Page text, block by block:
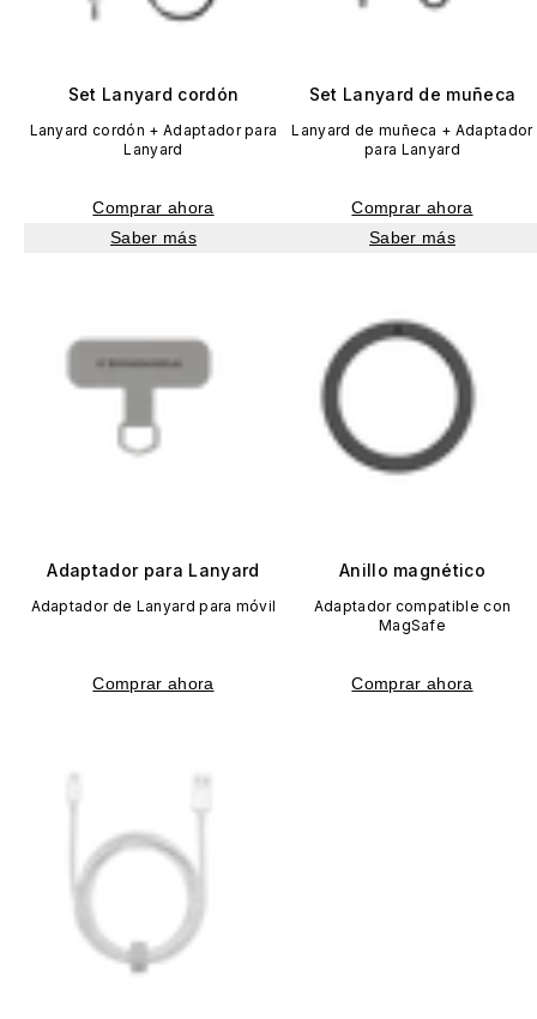
Set Lanyard cordón
Lanyard cordón + Adaptador para
Lanyard
Comprar ahora
Saber más
Set Lanyard de muñeca
Lanyard de muñeca + Adaptador
para Lanyard
Comprar ahora
Saber más
Adaptador para Lanyard
Adaptador de Lanyard para móvil
Comprar ahora
Anillo magnético
Adaptador compatible con
MagSafe
Comprar ahora